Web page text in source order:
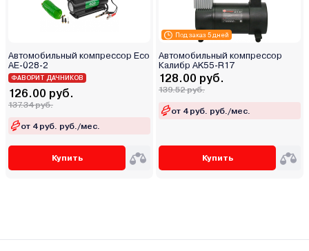
Автомобильный компрессор Eco
AE-028-2
ФАВОРИТ ДАЧНИКОВ
126.00 руб.
137.34 руб.
от 4 руб. руб./мес.
Купить
Под заказ 5 дней
Автомобильный компрессор
Калибр AK55-R17
128.00 руб.
139.52 руб.
от 4 руб. руб./мес.
Купить